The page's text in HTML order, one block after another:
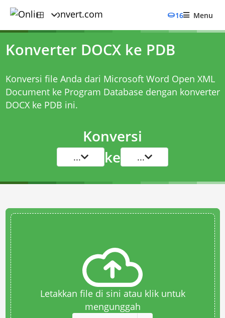
16 Menu
Konverter DOCX ke PDB
Konversi file Anda dari Microsoft Word Open XML
Document ke Program Database dengan konverter
DOCX ke PDB ini.
Konversi
... ke ...
Letakkan file di sini atau klik untuk
mengunggah